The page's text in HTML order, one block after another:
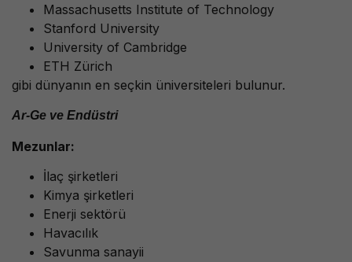
Massachusetts Institute of Technology
Stanford University
University of Cambridge
ETH Zürich
gibi dünyanın en seçkin üniversiteleri bulunur.
Ar-Ge ve Endüstri
Mezunlar:
İlaç şirketleri
Kimya şirketleri
Enerji sektörü
Havacılık
Savunma sanayii